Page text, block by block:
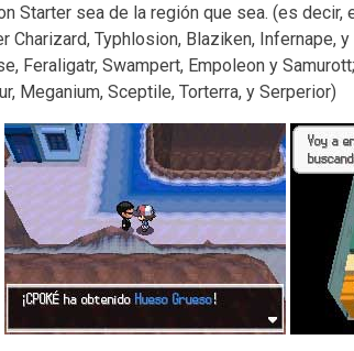
Starter sea de la región que sea. (es
Charizard, Typhlosion, Blaziken, Infernape,
Feraligatr, Swampert, Empoleon y
Meganium, Sceptile, Torterra, y Serperior)